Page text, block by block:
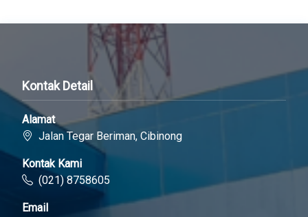
Kontak Detail
Alamat
Jalan Tegar Beriman, Cibinong
Kontak Kami
(021) 8758605
Email